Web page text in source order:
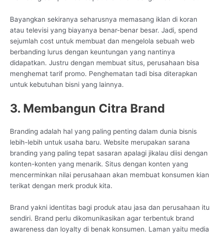
Bayangkan sekiranya seharusnya memasang iklan di koran
atau televisi yang biayanya benar-benar besar. Jadi, spend
sejumlah cost untuk membuat dan mengelola sebuah web
berbanding lurus dengan keuntungan yang nantinya
didapatkan. Justru dengan membuat situs, perusahaan bisa
menghemat tarif promo. Penghematan tadi bisa diterapkan
untuk kebutuhan bisni yang lainnya.
3. Membangun Citra Brand
Branding adalah hal yang paling penting dalam dunia bisnis
lebih-lebih untuk usaha baru. Website merupakan sarana
branding yang paling tepat sasaran apalagi jikalau diisi dengan
konten-konten yang menarik. Situs dengan konten yang
mencerminkan nilai perusahaan akan membuat konsumen kian
terikat dengan merk produk kita.
Brand yakni identitas bagi produk atau jasa dan perusahaan itu
sendiri. Brand perlu dikomunikasikan agar terbentuk brand
awareness dan loyalty di benak konsumen. Laman yaitu media